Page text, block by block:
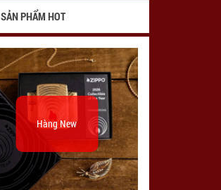
SẢN PHẨM HOT
Hàng New